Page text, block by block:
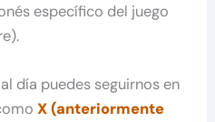
específico del juego
día puedes seguirnos en
X (anteriormente